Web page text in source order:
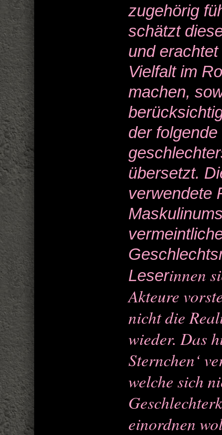
zugehörig
schätzt
und
Vielfalt im
machen,
der
übersetzt.
verwendete
Leserinnen
Akteure
nicht die
wieder. Das
Sternchen‘
welche sich
einordnen